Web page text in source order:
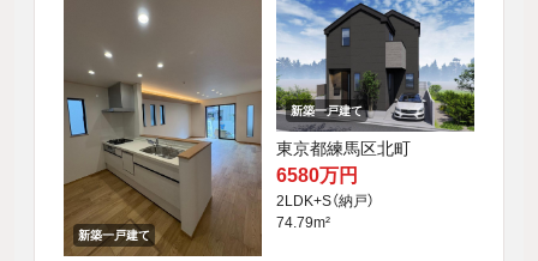
新築一戸建て
新築一戸建て
東京都練馬区北町
6580万円
2LDK+S（納戸）
74.79m²